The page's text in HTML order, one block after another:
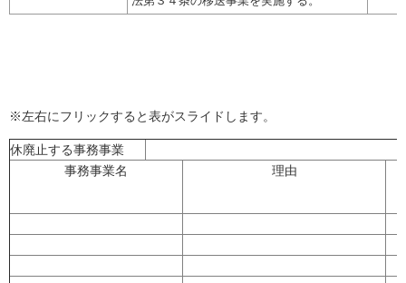
※左右にフリックすると表がスライドします。
休廃止する事務事業
事務事業名
理由